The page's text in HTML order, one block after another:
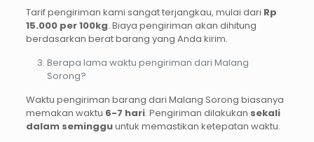
Tarif pengiriman kami sangat terjangkau, mulai dari Rp
15.000 per 100kg. Biaya pengiriman akan dihitung
berdasarkan berat barang yang Anda kirim.
Berapa lama waktu pengiriman dari Malang
Sorong?
Waktu pengiriman barang dari Malang Sorong biasanya
memakan waktu 6-7 hari. Pengiriman dilakukan sekali
dalam semingguuntuk memastikan ketepatan waktu.